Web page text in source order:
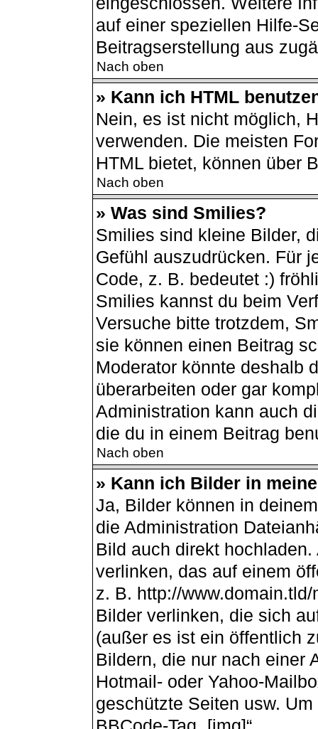
auf einer speziellen Hilfe-
Beitragserstellung aus
Nach oben
» Kann ich HTML
Nein, es ist nicht möglich,
verwenden. Die meisten
HTML bietet, können über
Nach oben
» Was sind Smilies?
Smilies sind kleine Bilder,
Gefühl auszudrücken. Für
Code, z. B. bedeutet :)
Smilies kannst du beim
Versuche bitte trotzdem,
sie können einen Beitrag
Moderator könnte deshalb
überarbeiten oder gar
Administration kann auch
die du in einem Beitrag
Nach oben
» Kann ich Bilder in
Ja, Bilder können in
die Administration
Bild auch direkt
verlinken, das auf einem
z. B. http://
Bilder verlinken, die sich
(außer es ist ein öffentlich
Bildern, die nur nach einer
Hotmail- oder Yahoo-
geschützte Seiten usw.